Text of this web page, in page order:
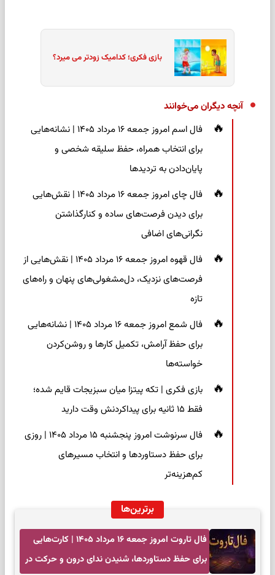
بازی فکری؛ کدامیک زودتر می میرد؟
آنچه دیگران می‌خوانند
فال اسم امروز جمعه ۱۶ مرداد ۱۴۰۵ | نشانه‌هایی
برای انتخاب همراه، حفظ سلیقه شخصی و
پایان‌دادن به تردیدها
فال چای امروز جمعه ۱۶ مرداد ۱۴۰۵ | نقش‌هایی
برای دیدن فرصت‌های ساده و کنارگذاشتن
نگرانی‌های اضافی
فال قهوه امروز جمعه ۱۶ مرداد ۱۴۰۵ | نقش‌هایی از
فرصت‌های نزدیک، دل‌مشغولی‌های پنهان و راه‌های
تازه
فال شمع امروز جمعه ۱۶ مرداد ۱۴۰۵ | نشانه‌هایی
برای حفظ آرامش، تکمیل کارها و روشن‌کردن
خواسته‌ها
بازی فکری | تکه پیتزا میان سبزیجات قایم شده؛
فقط ۱۵ ثانیه برای پیداکردنش وقت دارید
فال سرنوشت امروز پنجشنبه ۱۵ مرداد ۱۴۰۵ | روزی
برای حفظ دستاوردها و انتخاب مسیرهای
کم‌هزینه‌تر
برترین‌ها
فال تاروت امروز جمعه ۱۶ مرداد ۱۴۰۵ | کارت‌هایی
برای حفظ دستاوردها، شنیدن ندای درون و حرکت در